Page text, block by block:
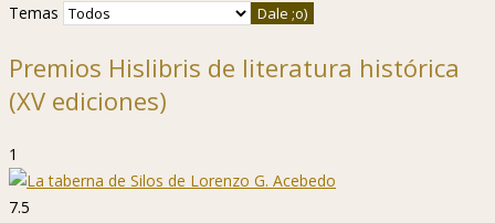
Temas
Premios Hislibris de literatura histórica
(XV ediciones)
1
7.5